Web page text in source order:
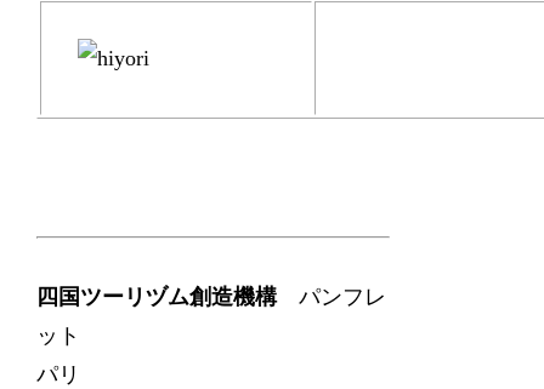
四国ツーリヅム創造機構パンフレ
ット
パリ